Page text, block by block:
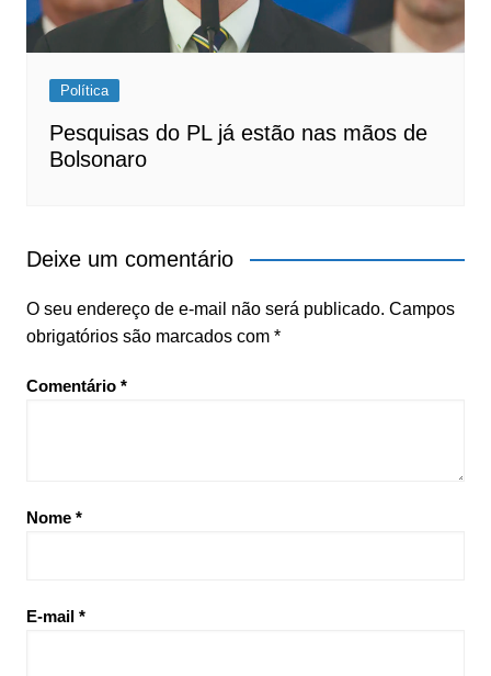
Política
Pesquisas do PL já estão nas mãos de
Bolsonaro
Deixe um comentário
O seu endereço de e-mail não será publicado. Campos
obrigatórios são marcados com *
Comentário *
Nome *
E-mail *